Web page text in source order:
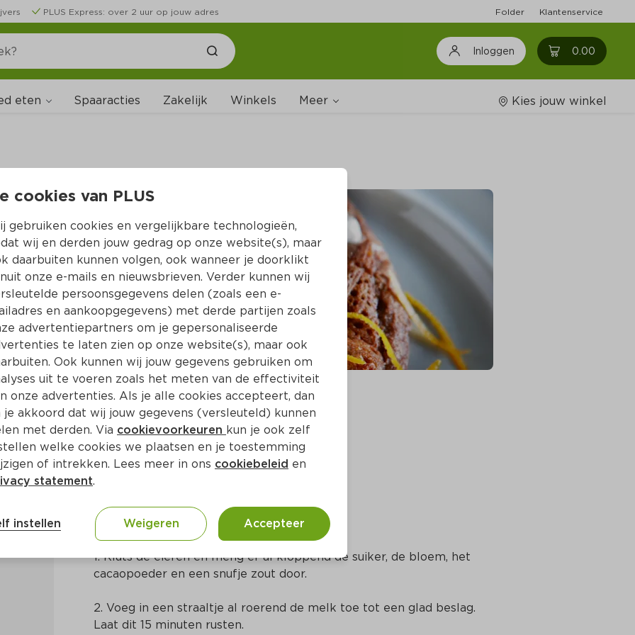
PLUS Express: over 2 uur op jouw adres Folder Klantenservice
Inloggen 0.00 0
eten Spaaracties Zakelijk Winkels Meer
Wijnshop
Boodschappenlijstjes
Kies jouw winkel
met specerijencrème
Min Europees
Bereidingswijze
1. Kluts de eieren en meng er al kloppend de suiker, de bloem, het
cacaopoeder en een snufje zout door.
2. Voeg in een straaltje al roerend de melk toe tot een glad beslag.
Laat dit 15 minuten rusten.
cookies van PLUS
gebruiken cookies en vergelijkbare technologieën,
wij en derden jouw gedrag op onze website(s), maar
daarbuiten kunnen volgen, ook wanneer je doorklikt
onze e-mails en nieuwsbrieven. Verder kunnen wij
persoonsgegevens delen (zoals een e-
en aankoopgegevens) met derde partijen zoals
advertentiepartners om je gepersonaliseerde
te laten zien op onze website(s), maar ook
Ook kunnen wij jouw gegevens gebruiken om
uit te voeren zoals het meten van de effectiviteit
onze advertenties. Als je alle cookies accepteert, dan
je akkoord dat wij jouw gegevens (versleuteld) kunnen
met derden. Via cookievoorkeuren kun je ook zelf
welke cookies we plaatsen en je toestemming
of intrekken. Lees meer in ons cookiebeleid en
statement.
instellen Weigeren Accepteer